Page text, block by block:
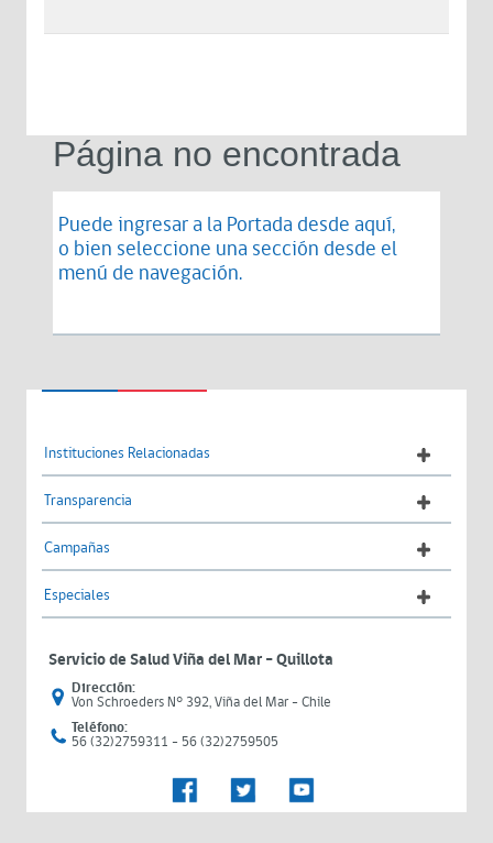
Página no encontrada
Puede ingresar a la Portada desde aquí,
o bien seleccione una sección desde el
menú de navegación.
Instituciones Relacionadas
Transparencia
Campañas
Especiales
Servicio de Salud Viña del Mar – Quillota
Dirección:
Von Schroeders N° 392, Viña del Mar - Chile
Teléfono:
56 (32)2759311 - 56 (32)2759505